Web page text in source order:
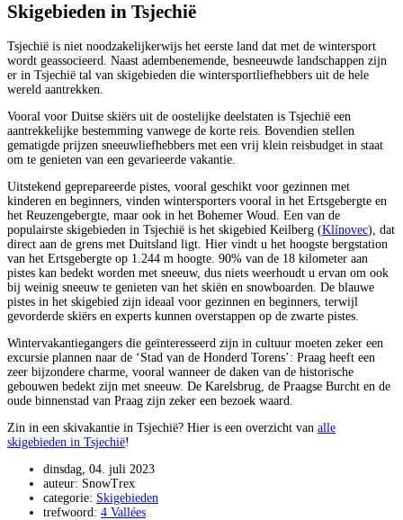
Skigebieden in Tsjechië
Tsjechië is niet noodzakelijkerwijs het eerste land dat met de wintersport
wordt geassocieerd. Naast adembenemende, besneeuwde landschappen zijn
er in Tsjechië tal van skigebieden die wintersportliefhebbers uit de hele
wereld aantrekken.
Vooral voor Duitse skiërs uit de oostelijke deelstaten is Tsjechië een
aantrekkelijke bestemming vanwege de korte reis. Bovendien stellen
gematigde prijzen sneeuwliefhebbers met een vrij klein reisbudget in staat
om te genieten van een gevarieerde vakantie.
Uitstekend geprepareerde pistes, vooral geschikt voor gezinnen met
kinderen en beginners, vinden wintersporters vooral in het Ertsgebergte en
het Reuzengebergte, maar ook in het Bohemer Woud. Een van de
populairste skigebieden in Tsjechië is het skigebied Keilberg (Klínovec), dat
direct aan de grens met Duitsland ligt. Hier vindt u het hoogste bergstation
van het Ertsgebergte op 1.244 m hoogte. 90% van de 18 kilometer aan
pistes kan bedekt worden met sneeuw, dus niets weerhoudt u ervan om ook
bij weinig sneeuw te genieten van het skiën en snowboarden. De blauwe
pistes in het skigebied zijn ideaal voor gezinnen en beginners, terwijl
gevorderde skiërs en experts kunnen overstappen op de zwarte pistes.
Wintervakantiegangers die geïnteresseerd zijn in cultuur moeten zeker een
excursie plannen naar de ‘Stad van de Honderd Torens’: Praag heeft een
zeer bijzondere charme, vooral wanneer de daken van de historische
gebouwen bedekt zijn met sneeuw. De Karelsbrug, de Praagse Burcht en de
oude binnenstad van Praag zijn zeker een bezoek waard.
Zin in een skivakantie in Tsjechië? Hier is een overzicht van alle
skigebieden in Tsjechië!
dinsdag, 04. juli 2023
auteur: SnowTrex
categorie: Skigebieden
trefwoord: 4 Vallées